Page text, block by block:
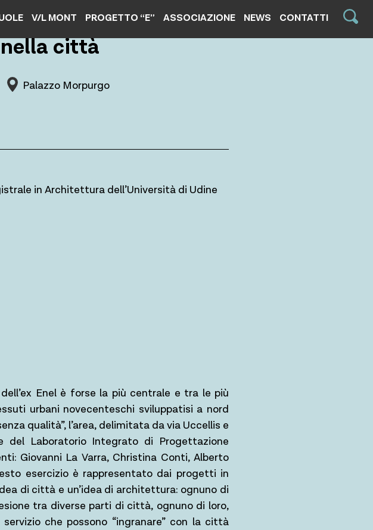
V/L MONT PROGETTO “E” ASSOCIAZIONE NEWS CONTATTI
città
Palazzo Morpurgo
in Architettura dell’Università di Udine
Enel è forse la più centrale e tra le più
urbani novecenteschi sviluppatisi a nord
qualità”, l’area, delimitata da via Uccellis e
Laboratorio Integrato di Progettazione
Giovanni La Varra, Christina Conti, Alberto
esercizio è rappresentato dai progetti in
di città e un’idea di architettura: ognuno di
tra diverse parti di città, ognuno di loro,
che possono “ingranare” con la città